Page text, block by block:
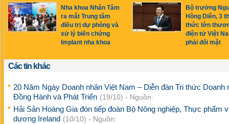
Nha khoa Nhân Tâm
ra mắt Trung tâm
điều trị dự phòng và
xử lý biến chứng
Implant nha khoa
Bộ trưởng
Hồng Diên, 3
thức lớn
điện tử Việt
phải đối mặt
Các tin khác
20 Năm Ngày Doanh nhân Việt Nam – Diễn đàn Tri thức Doanh
Đồng Hành và Phát Triển (19/10) - Nguồn:
Hải Sản Hoàng Gia đón tiếp đoàn Bộ Nông nghiệp, Thực phẩm
dương Ireland (10/10) - Nguồn: